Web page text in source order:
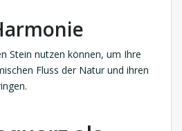
Stein nutzen können, um Ihre
Fluss der Natur und ihren